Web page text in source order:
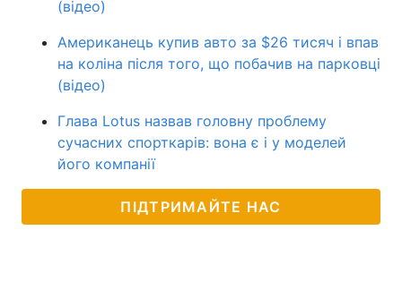
(відео)
Американець купив авто за $26 тисяч і впав
на коліна після того, що побачив на парковці
(відео)
Глава Lotus назвав головну проблему
сучасних спорткарів: вона є і у моделей
його компанії
ПІДТРИМАЙТЕ НАС